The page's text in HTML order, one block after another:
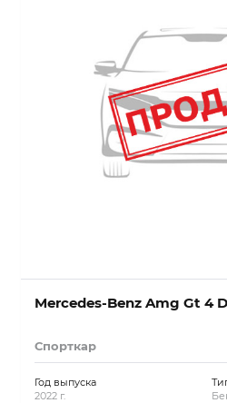
Mercedes-Benz Amg Gt 4
Спорткар
Год выпуска
2022 г.